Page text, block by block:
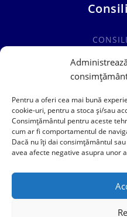
Pentru a oferi cea mai bună
cookie-uri, pentru a stoca și/sau
Consimțământul pentru aceste
cum ar fi comportamentul de
Dacă nu îți dai consimțământul
avea afecte negative asupra unor
COMISII
HOTĂRÂRI